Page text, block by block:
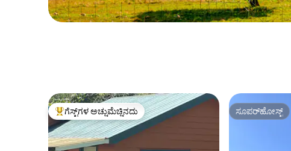
ಗೆಸ್ಟ್‌ಗಳಿಗೆ ಅತಿ ಹೆಚ್ಚು ಅಚ್ಚುಮೆಚ್ಚಿನದು
ಗೆಸ್ಟ್‌ಗಳ ಅಚ್ಚುಮೆಚ್ಚಿನದು ಸೂಪರ್‌ಹೋಸ್ಟ್
ಸೂಪರ್‌ಹೋಸ್ಟ್